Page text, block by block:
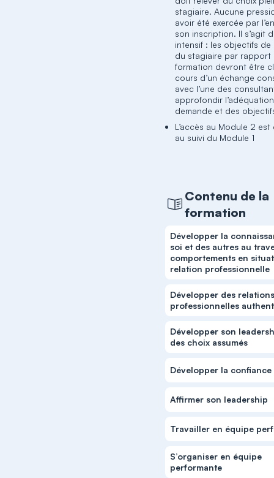
stagiaire. Aucune
avoir été exercée par
son inscription. Il s’agit
intensif : les objectifs de
du stagiaire par rapport
formation devront être
cours d’un échange
avec l’une des
approfondir
demande et des
L’accès au Module 2
au suivi du Module 1
Contenu de la
formation
Développer la
soi et des autres au
comportements en
relation professionnelle
Développer des
professionnelles
Développer son
des choix assumés
Développer la confiance
Affirmer son leadership
Travailler en équipe
S’organiser en équipe
performante